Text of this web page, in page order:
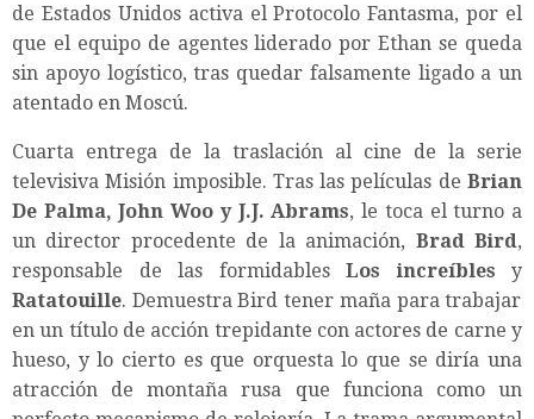
de Estados Unidos activa el Protocolo Fantasma, por el
que el equipo de agentes liderado por Ethan se queda
sin apoyo logístico, tras quedar falsamente ligado a un
atentado en Moscú.
Cuarta entrega de la traslación al cine de la serie
televisiva Misión imposible. Tras las películas de Brian
De Palma, John Woo y J.J. Abrams, le toca el turno a
un director procedente de la animación, Brad Bird,
responsable de las formidables Los increíbles y
Ratatouille. Demuestra Bird tener maña para trabajar
en un título de acción trepidante con actores de carne y
hueso, y lo cierto es que orquesta lo que se diría una
atracción de montaña rusa que funciona como un